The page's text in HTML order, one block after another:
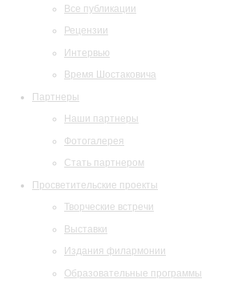
Все публикации
Рецензии
Интервью
Время Шостаковича
Партнеры
Наши партнеры
Фотогалерея
Стать партнером
Просветительские проекты
Творческие встречи
Выставки
Издания филармонии
Образовательные программы